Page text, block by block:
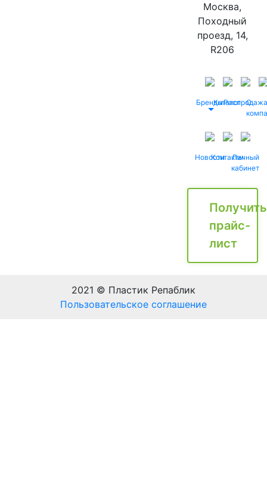
Москва,
Походный
проезд, 14,
R206
БрендыКаталог
Распродажа
О
НовостиКонтактыЛичный
кабинет
Получить
прайс-
лист
2021 © Пластик Репаблик
Пользовательское соглашение